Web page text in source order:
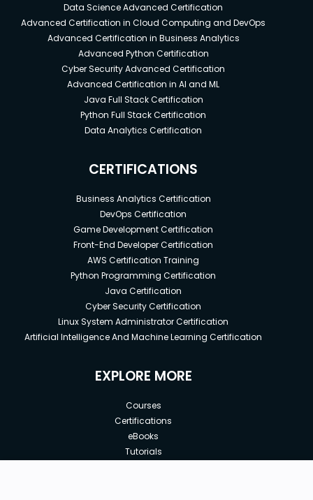
Data Science Advanced Certification
Advanced Certification in Cloud Computing and DevOps
Advanced Certification in Business Analytics
Advanced Python Certification
Cyber Security Advanced Certification
Advanced Certification in AI and ML
Java Full Stack Certification
Python Full Stack Certification
Data Analytics Certification
CERTIFICATIONS
Business Analytics Certification
DevOps Certification
Game Development Certification
Front-End Developer Certification
AWS Certification Training
Python Programming Certification
Java Certification
Cyber Security Certification
Linux System Administrator Certification
Artificial Intelligence And Machine Learning Certification
EXPLORE MORE
Courses
Certifications
eBooks
Tutorials